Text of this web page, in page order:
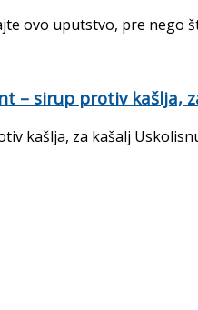
ovo uputstvo, pre nego
– sirup protiv kašlja,
kašlja, za kašalj